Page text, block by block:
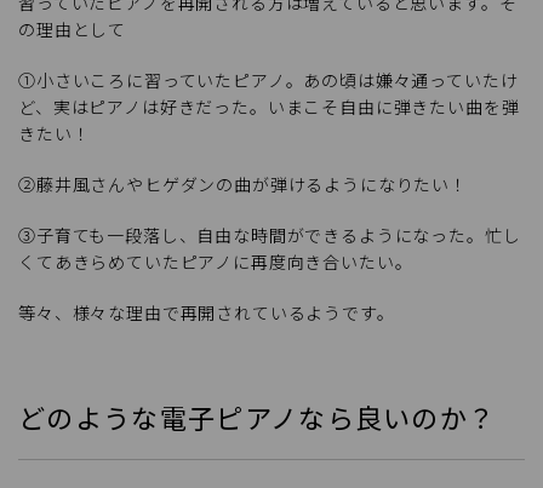
の理由として
①小さいころに習っていたピアノ。あの頃は嫌々通っていたけ
ど、実はピアノは好きだった。いまこそ自由に弾きたい曲を弾
きたい！
②藤井風さんやヒゲダンの曲が弾けるようになりたい！
③子育ても一段落し、自由な時間ができるようになった。忙し
くてあきらめていたピアノに再度向き合いたい。
等々、様々な理由で再開されているようです。
どのような電子ピアノなら良いのか？